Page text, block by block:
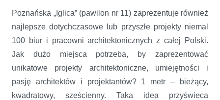
Poznańska „Iglica” (pawilon nr 11) zaprezentuje również
najlepsze dotychczasowe lub przyszłe projekty niemal
100 biur i pracowni architektonicznych z całej Polski.
Jak dużo miejsca potrzeba, by zaprezentować
unikatowe projekty architektoniczne, umiejętności i
pasję architektów i projektantów? 1 metr – bieżący,
kwadratowy, sześcienny. Taka idea przyświeca